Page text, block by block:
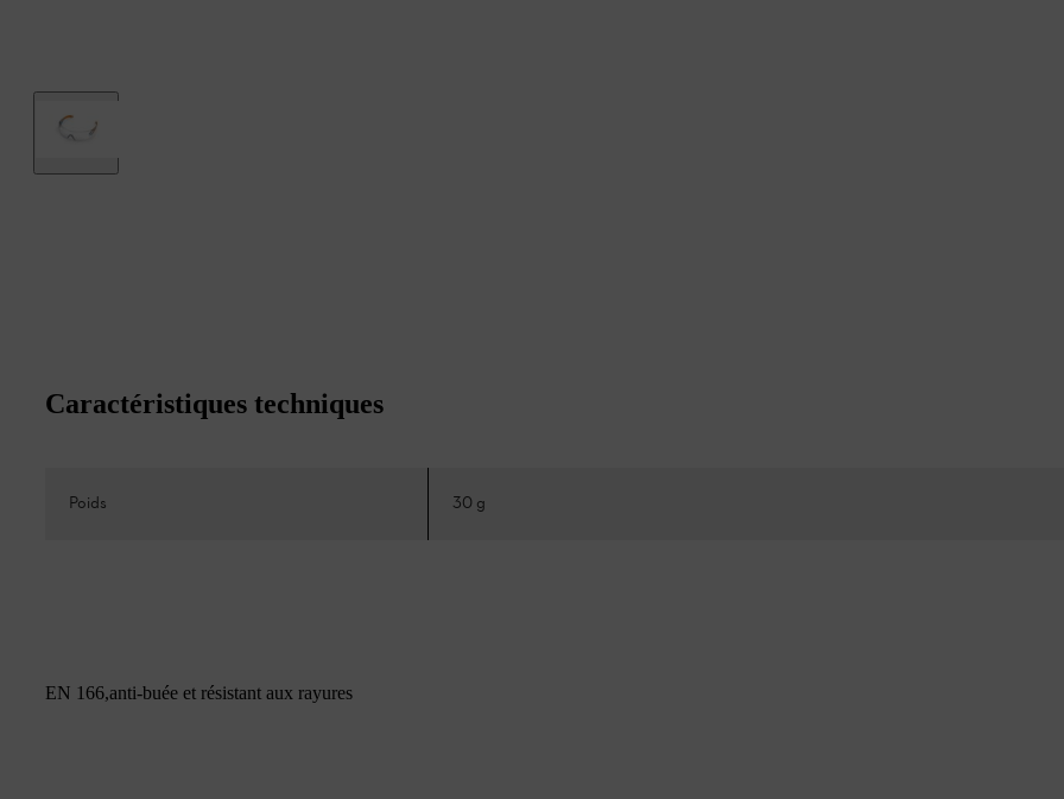
Caractéristiques techniques
Poids 30 g
EN 166,anti-buée et résistant aux rayures